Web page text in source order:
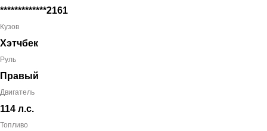
*************2161
Кузов
Хэтчбек
Руль
Правый
Двигатель
114 л.с.
Топливо